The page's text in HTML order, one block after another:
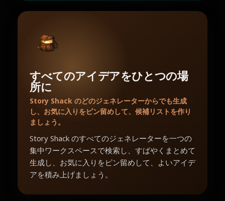
すべてのアイデアをひとつの場
所に
Story Shack のどのジェネレーターからでも生成
し、お気に入りをピン留めして、候補リストを作り
ましょう。
Story Shack のすべてのジェネレーターを一つの
集中ワークスペースで検索し、すばやくまとめて
生成し、お気に入りをピン留めして、よいアイデ
アを積み上げましょう。